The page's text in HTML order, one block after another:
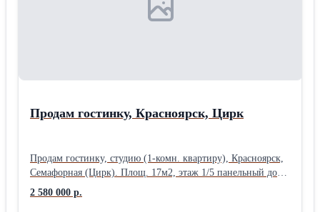
Продам гостинку, Красноярск, Цирк
Продам гостинку, студию (1-комн. квартиру), Красноярск,
Семафорная (Цирк). Площ. 17м2, этаж 1/5 панельный дом,
состояние хорошее, сделан ремонт, санузел в кафеле. Цена
2580000руб.
2 580 000 р.